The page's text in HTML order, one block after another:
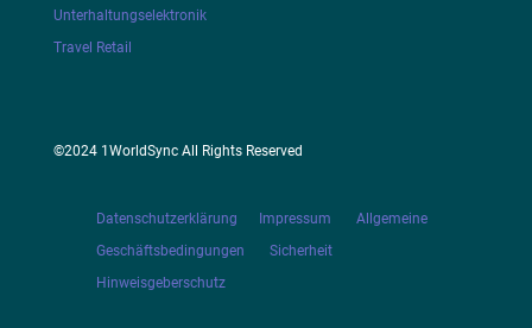
Unterhaltungselektronik
Travel Retail
©2024 1WorldSync All Rights Reserved
Datenschutzerklärung Impressum
Allgemeine
Geschäftsbedingungen Sicherheit
Hinweisgeberschutz